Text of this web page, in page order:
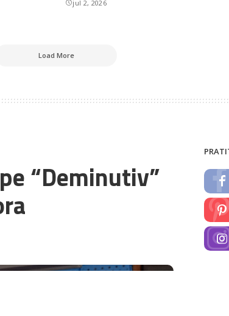
jul 2, 2026
Load More
“Deminutiv”